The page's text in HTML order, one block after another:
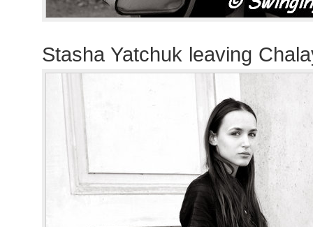
Stasha Yatchuk leaving